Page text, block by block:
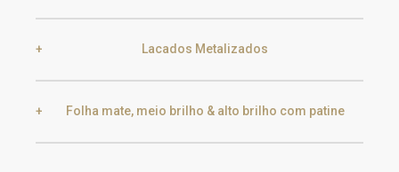
Lacados Metalizados
Folha mate, meio brilho & alto brilho com patine